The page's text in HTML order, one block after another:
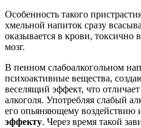
Особенность такого
хмельной напиток сразу
оказывается в крови, токсично
мозг.
В пенном слабоалкогольном
психоактивные вещества,
веселящий эффект, что
алкоголя. Употребляя слабый
его опьяняющему воздействию
эффекту. Через время такой